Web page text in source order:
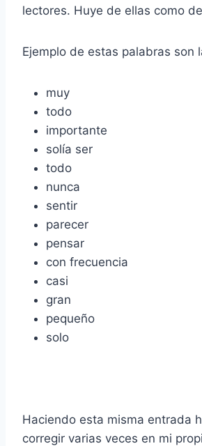
lectores. Huye de ellas como
Ejemplo de estas palabras son
muy
todo
importante
solía ser
todo
nunca
sentir
parecer
pensar
con frecuencia
casi
gran
pequeño
solo
Haciendo esta misma entrada
corregir varias veces en mi